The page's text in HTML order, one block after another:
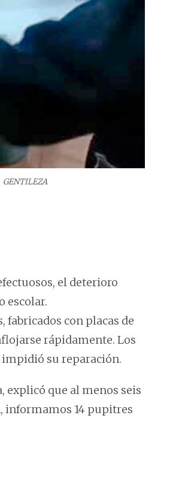
GENTILEZA
el deterioro
escolar.
fabricados con placas de
rápidamente. Los
su reparación.
explicó que al menos seis
informamos 14 pupitres